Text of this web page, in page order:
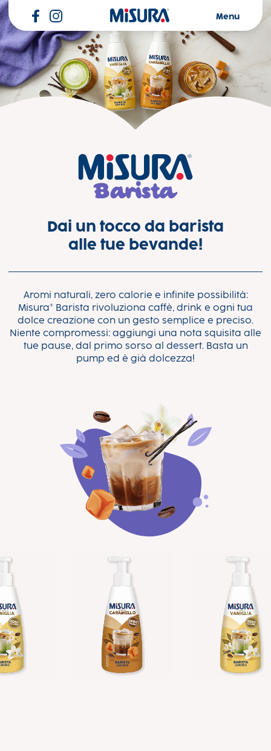
Misura Menu
Linea Misura® Barista
Dai un tocco da barista
alle tue bevande!
Aromi naturali, zero calorie e infinite possibilità:
Misura® Barista rivoluziona caffè, drink e ogni tua
dolce creazione con un gesto semplice e preciso.
Niente compromessi: aggiungi una nota squisita alle
tue pause, dal primo sorso al dessert. Basta un
pump ed è già dolcezza!